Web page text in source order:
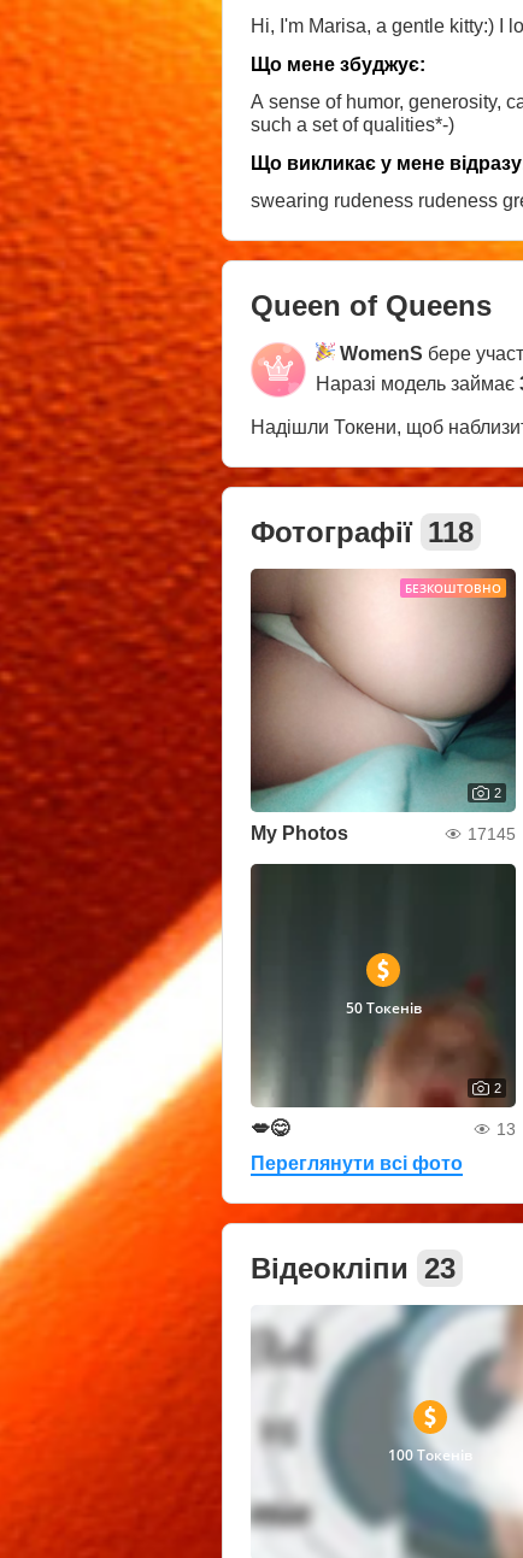
Hi, I'm Marisa, a gentle kitty:) I
Що мене збуджує:
A sense of humor, generosity,
such a set of qualities*-)
Що викликає у мене
swearing rudeness
Queen of Queens
WomenS бере
Наразі модель займає
Надішли Токени, щоб
Фотографії 118
БЕЗКОШТОВНО
2
My Photos 17145
50 Токенів
2
💋😋 13
Переглянути всі фото
Відеокліпи 23
100 Токенів